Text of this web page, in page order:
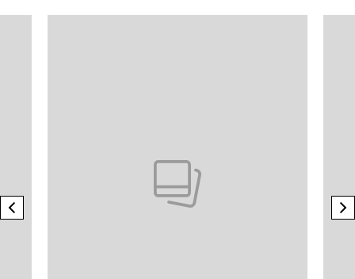
previous element